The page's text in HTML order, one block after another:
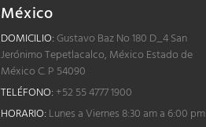
México
DOMICILIO:Gustavo Baz No 180 D_4 San
Jerónimo Tepetlacalco, México Estado de
México C. P 54090
TELÉFONO: +52 55 4777 1900
HORARIO: Lunes a Viernes 8:30 am a 6:00 pm